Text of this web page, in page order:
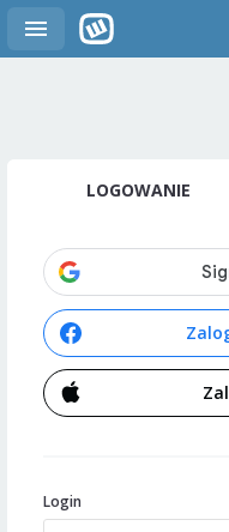
LOGOWANIE
Login